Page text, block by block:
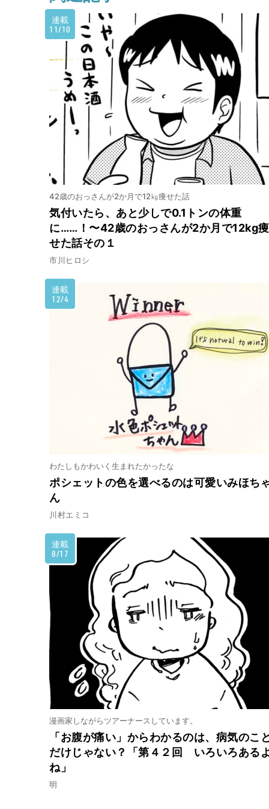
連載
11/10
42歳のおっさんが2か月で12㎏痩せた話
気付いたら、あと少しで0.1トンの体重
に……！〜42歳のおっさんが2か月で12kg痩
せた話その１
市川ヒロシ
連載
12/4
わたしもかわいく生まれたかったな
ポシェットの色を選べるのは可愛いみほち
ん
川村エミコ
連載
8/17
漫画家しながらツアーナースしています。
「お腹が痛い」からわかるのは、病気のこ
だけじゃない？「第４２回 いろいろある
ね」
明